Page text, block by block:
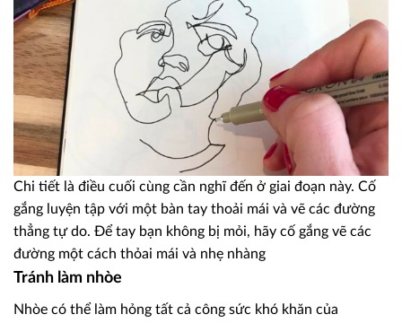
Chi tiết là điều cuối cùng cần nghĩ đến ở giai đoạn này. Cố
gắng luyện tập với một bàn tay thoải mái và vẽ các đường
thẳng tự do. Để tay bạn không bị mỏi, hãy cố gắng vẽ các
đường một cách thỏai mái và nhẹ nhàng
Tránh làm nhòe
Nhòe có thể làm hỏng tất cả công sức khó khăn của